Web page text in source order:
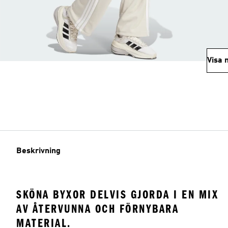
Visa
Beskrivning
SKÖNA BYXOR DELVIS GJORDA I EN MIX
AV ÅTERVUNNA OCH FÖRNYBARA
MATERIAL.